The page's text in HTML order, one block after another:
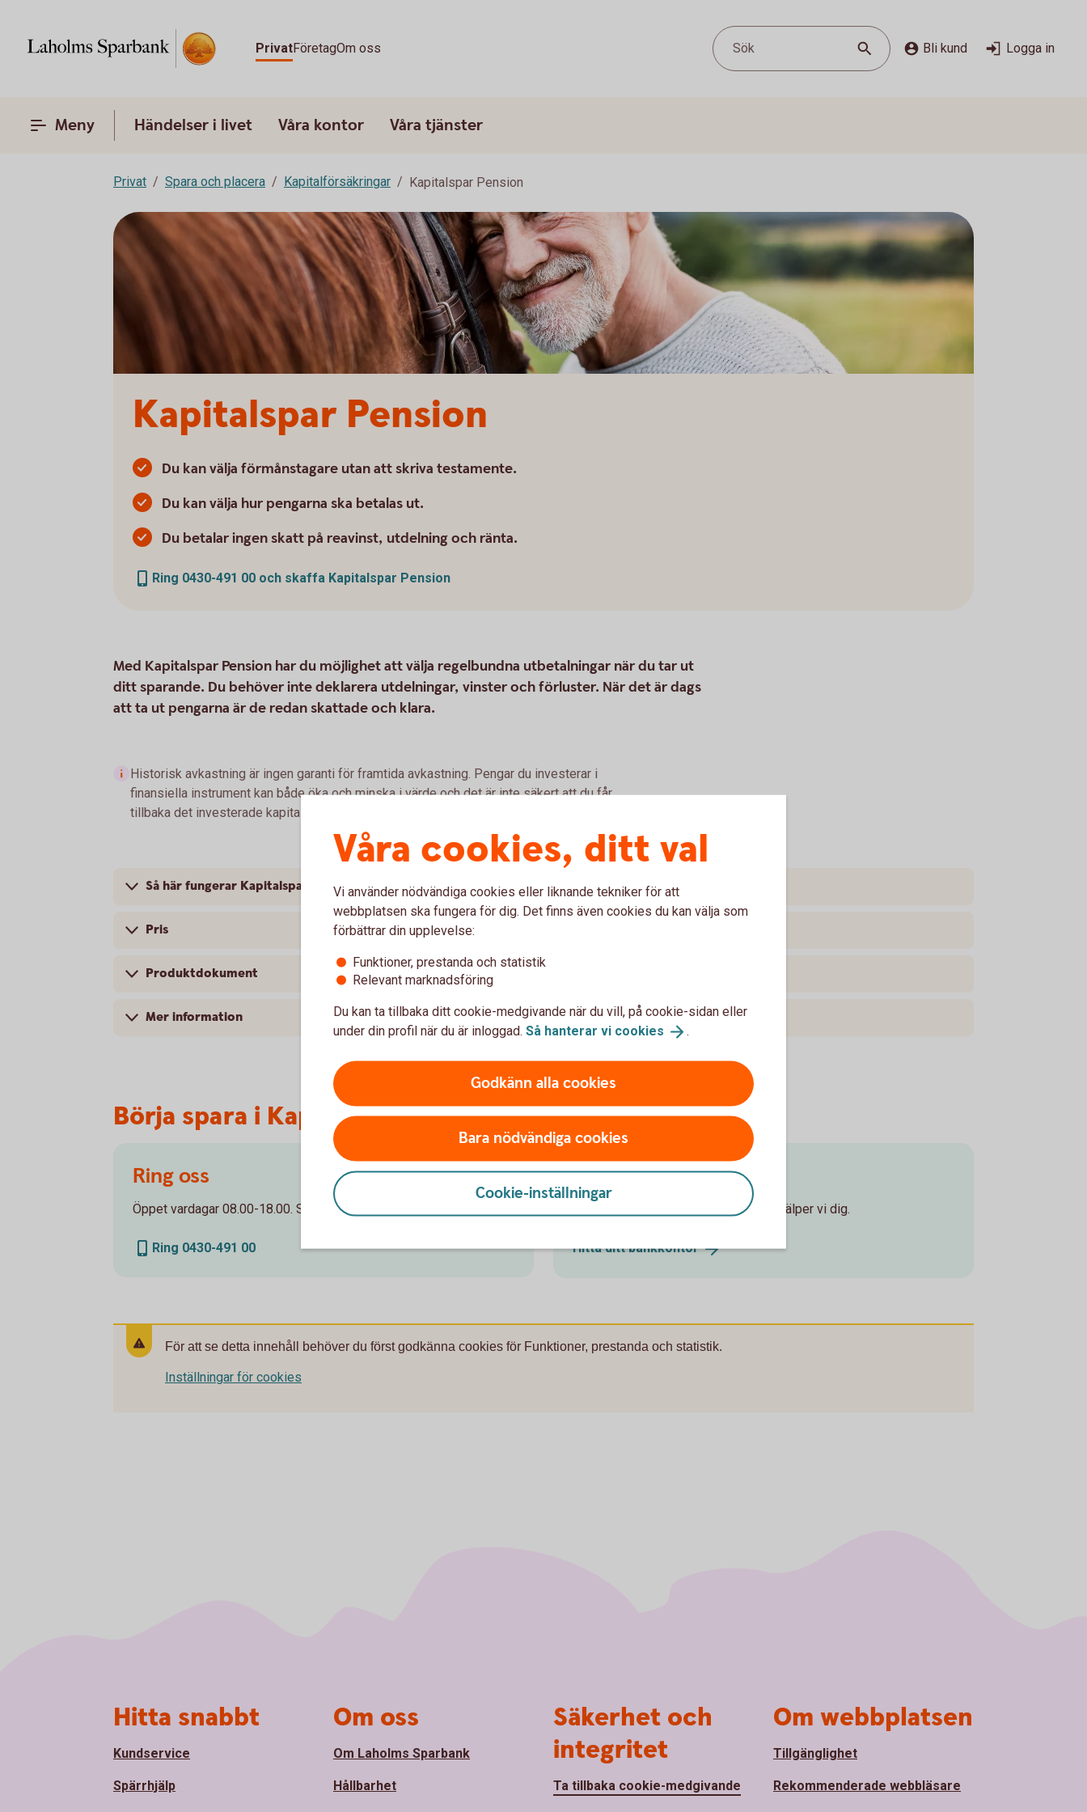
PrivatFöretagOm oss Sök Bli kund Logga in
Meny Händelser i livet Våra kontor Våra tjänster
Privat Spara och placera Kapitalförsäkringar Kapitalspar Pension
Kapitalspar Pension
Du kan välja förmånstagare utan att skriva testamente.
Du kan välja hur pengarna ska betalas ut.
Du betalar ingen skatt på reavinst, utdelning och ränta.
Ring 0430-491 00 och skaffa Kapitalspar Pension
Med Kapitalspar Pension har du möjlighet att välja regelbundna utbetalningar när du tar ut
ditt sparande. Du behöver inte deklarera utdelningar, vinster och förluster. När det är dags
att ta ut pengarna är de redan skattade och klara.
Historisk avkastning är ingen garanti för framtida avkastning. Pengar du investerar i
finansiella instrument kan både öka och minska i värde och det är inte säkert att du får
tillbaka det investerade kapitalet.
Så här fungerar Kapitalspar Pension
Pris
Produktdokument
Mer information
Börja spara i Kapitalspar Pension
Ring oss
Öppet vardagar 08.00-18.00. Stängt helger och röda dagar.
Ring 0430-491 00
Besök oss
Välkommen till ett av våra kontor så hjälper vi dig.
Hitta dittbankkontor
För att se detta innehåll behöver du först godkänna cookies för Funktioner, prestanda och statistik.
Inställningar för cookies
Våra cookies, ditt val
Vi använder nödvändiga cookies eller liknande tekniker för att
webbplatsen ska fungera för dig. Det finns även cookies du kan välja som
förbättrar din upplevelse:
Funktioner, prestanda och statistik
Relevant marknadsföring
Du kan ta tillbaka ditt cookie-medgivande när du vill, på cookie-sidan eller
under din profil när du är inloggad. Så hanterar vi cookies .
Godkänn alla cookies
Bara nödvändiga cookies
Cookie-inställningar
Hitta snabbt
Kundservice
Spärrhjälp
Om oss
Om Laholms Sparbank
Hållbarhet
Säkerhet och
integritet
Ta tillbaka cookie-medgivande
Om webbplatsen
Tillgänglighet
Rekommenderade webbläsare